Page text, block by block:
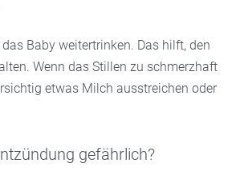
Baby weitertrinken. Das hilft, den
Wenn das Stillen zu schmerzhaft
etwas Milch ausstreichen oder
gefährlich?